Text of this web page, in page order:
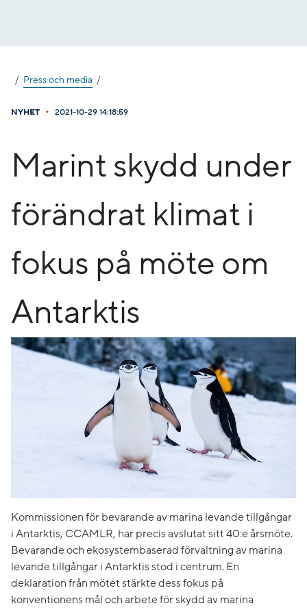
Press och media
NYHET • 2021-10-29 14:18:59
Marint skydd under
förändrat klimat i
fokus på möte om
Antarktis
Kommissionen för bevarande av marina levande tillgångar
i Antarktis, CCAMLR, har precis avslutat sitt 40:e årsmöte.
Bevarande och ekosystembaserad förvaltning av marina
levande tillgångar i Antarktis stod i centrum. En
deklaration från mötet stärkte dess fokus på
konventionens mål och arbete för skydd av marina